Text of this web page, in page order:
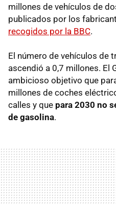
millones de vehículos de
publicados por los
recogidos por la BBC.
El número de vehículos de
ascendió a 0,7 millones. El
ambicioso objetivo que
millones de coches
calles y que para 2030 no
de gasolina.